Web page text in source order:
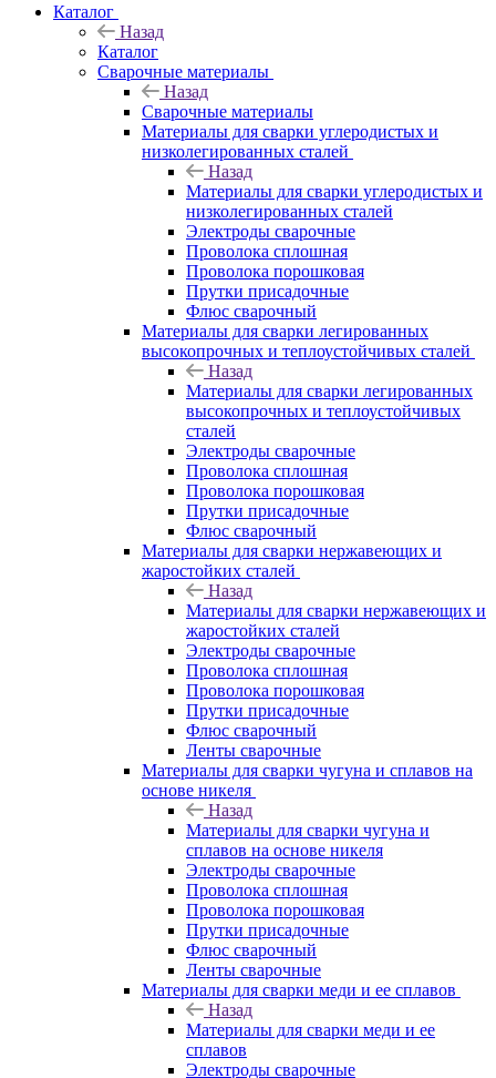
Каталог
Назад
Каталог
Сварочные материалы
Назад
Сварочные материалы
Материалы для сварки углеродистых и
низколегированных сталей
Назад
Материалы для сварки углеродистых и
низколегированных сталей
Электроды сварочные
Проволока сплошная
Проволока порошковая
Прутки присадочные
Флюс сварочный
Материалы для сварки легированных
высокопрочных и теплоустойчивых сталей
Назад
Материалы для сварки легированных
высокопрочных и теплоустойчивых
сталей
Электроды сварочные
Проволока сплошная
Проволока порошковая
Прутки присадочные
Флюс сварочный
Материалы для сварки нержавеющих и
жаростойких сталей
Назад
Материалы для сварки нержавеющих и
жаростойких сталей
Электроды сварочные
Проволока сплошная
Проволока порошковая
Прутки присадочные
Флюс сварочный
Ленты сварочные
Материалы для сварки чугуна и сплавов на
основе никеля
Назад
Материалы для сварки чугуна и
сплавов на основе никеля
Электроды сварочные
Проволока сплошная
Проволока порошковая
Прутки присадочные
Флюс сварочный
Ленты сварочные
Материалы для сварки меди и ее сплавов
Назад
Материалы для сварки меди и ее
сплавов
Электроды сварочные